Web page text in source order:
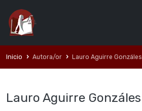
Inicio Autora/or Lauro Aguirre Gonzáles
Lauro Aguirre Gonzáles